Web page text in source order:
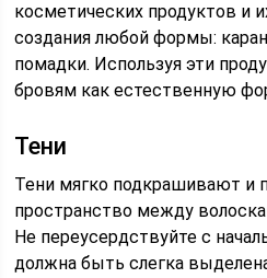
косметических продуктов и
создания любой формы:
помадки. Используя эти
бровям как естественную
Тени
Тени мягко подкрашивают и
пространство между
Не переусердствуйте с
должна быть слегка